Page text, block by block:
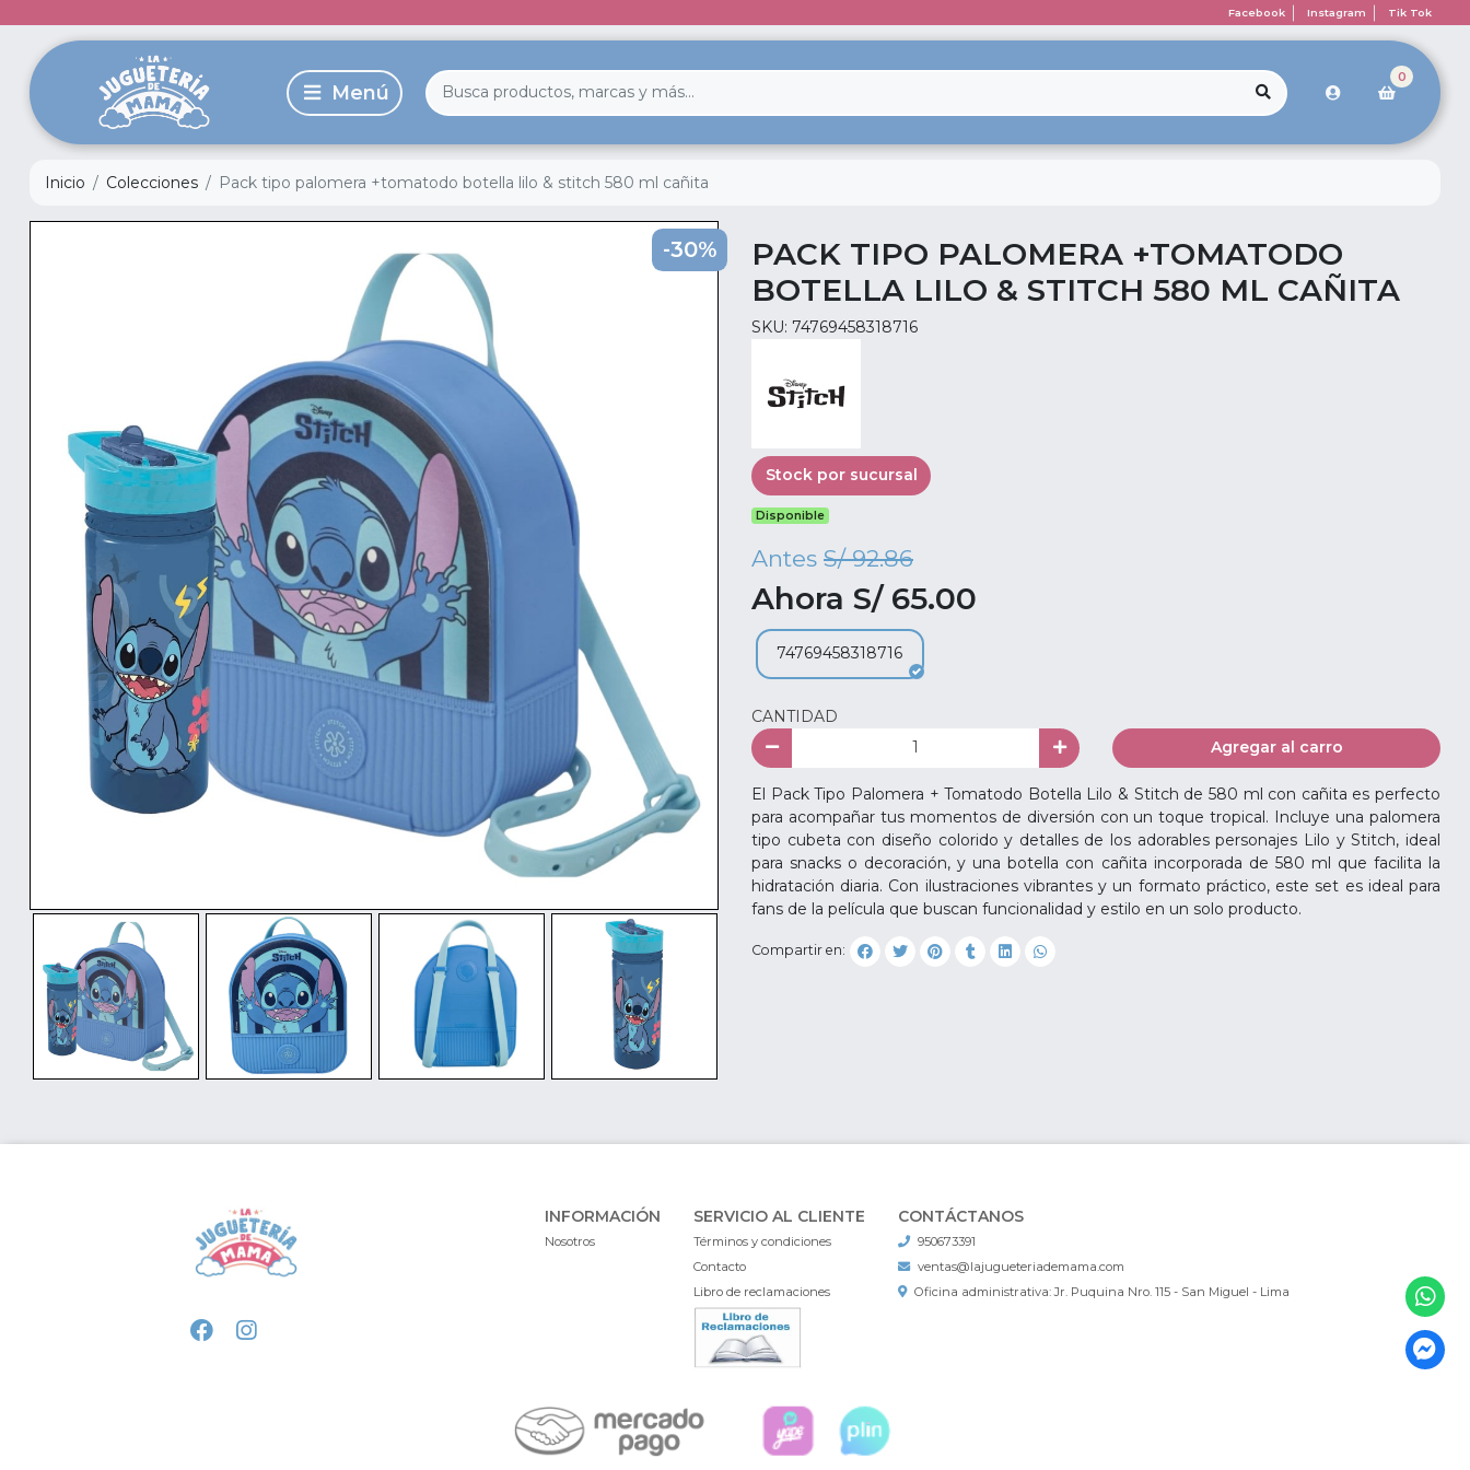
Facebook Instagram Tik Tok
0
Inicio Colecciones Pack tipo palomera +tomatodo botella lilo & stitch 580 ml cañita
-30%
PACK TIPO PALOMERA +TOMATODO
BOTELLA LILO & STITCH 580 ML CAÑITA
SKU: 74769458318716
Stock por sucursal
Disponible
Antes S/ 92.86
Ahora S/ 65.00
74769458318716
CANTIDAD
Agregar al carro
El Pack Tipo Palomera + Tomatodo Botella Lilo & Stitch de 580 ml con cañita es perfecto
para acompañar tus momentos de diversión con un toque tropical. Incluye una palomera
tipo cubeta con diseño colorido y detalles de los adorables personajes Lilo y Stitch, ideal
para snacks o decoración, y una botella con cañita incorporada de 580 ml que facilita la
hidratación diaria. Con ilustraciones vibrantes y un formato práctico, este set es ideal para
fans de la película que buscan funcionalidad y estilo en un solo producto.
Compartir en:
INFORMACIÓN
Nosotros
SERVICIO AL CLIENTE
Términos y condiciones
Contacto
Libro de reclamaciones
CONTÁCTANOS
950673391
ventas@lajugueteriademama.com
Oficina administrativa: Jr. Puquina Nro. 115 - San Miguel - Lima